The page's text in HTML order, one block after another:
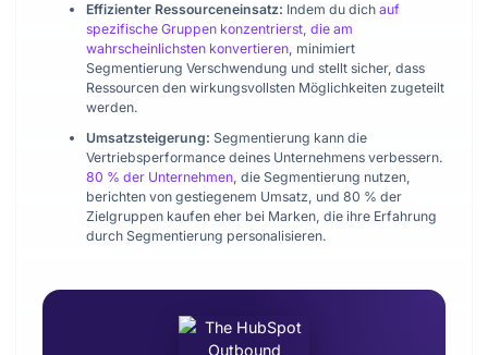
Effizienter Ressourceneinsatz: Indem du dich auf
spezifische Gruppen konzentrierst, die am
wahrscheinlichsten konvertieren, minimiert
Segmentierung Verschwendung und stellt sicher, dass
Ressourcen den wirkungsvollsten Möglichkeiten zugeteilt
werden.
Umsatzsteigerung: Segmentierung kann die
Vertriebsperformance deines Unternehmens verbessern.
80 % der Unternehmen, die Segmentierung nutzen,
berichten von gestiegenem Umsatz, und 80 % der
Zielgruppen kaufen eher bei Marken, die ihre Erfahrung
durch Segmentierung personalisieren.